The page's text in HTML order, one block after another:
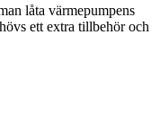
låta värmepumpens
ett extra tillbehör och